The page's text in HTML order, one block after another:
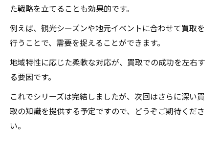
た戦略を立てることも効果的です。
例えば、観光シーズンや地元イベントに合わせて買取を
行うことで、需要を捉えることができます。
地域特性に応じた柔軟な対応が、買取での成功を左右す
る要因です。
これでシリーズは完結しましたが、次回はさらに深い買
取の知識を提供する予定ですので、どうぞご期待くださ
い。